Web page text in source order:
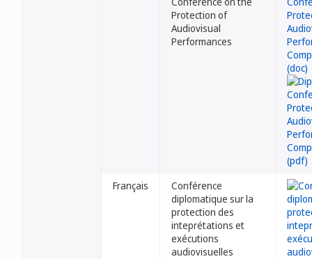
Protection of
Audiovisual
Performances
Français
Conférence
diplomatique sur la
protection des
inteprétations et
exécutions
audiovisuelles